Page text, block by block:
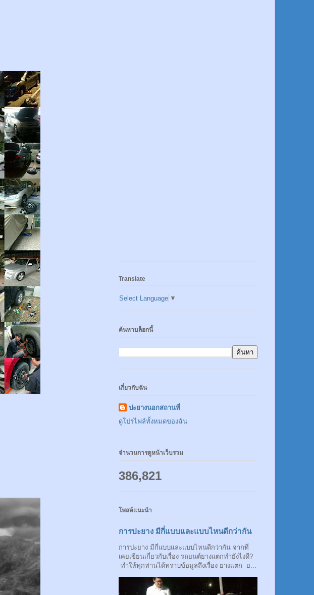
Translate
Select Language ▼
ค้นหาบล็อกนี้
เกี่ยวกับฉัน
ปะยางนอกสถานที่
ดูโปรไฟล์ทั้งหมดของฉัน
จำนวนการดูหน้าเว็บรวม
386,821
โพสต์แนะนำ
การปะยาง มีกี่แบบและแบบไหนดีกว่ากัน
การปะยาง มีกี่แบบและแบบไหนดีกว่ากัน จากที่
เคยเขียนเกี่ยวกับเรื่อง รถยนต์ยางแตกทำยังไงดี?
ทำให้ทุกท่านได้ทราบข้อมูลถึงเรื่อง ยางแตก ย...